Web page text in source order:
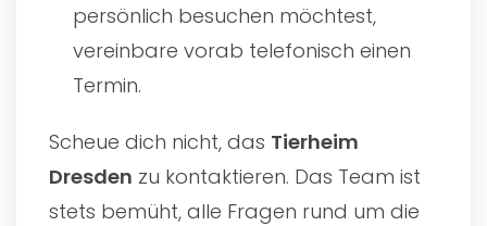
persönlich besuchen möchtest,
vereinbare vorab telefonisch einen
Termin.
Scheue dich nicht, das Tierheim
Dresden zu kontaktieren. Das Team ist
stets bemüht, alle Fragen rund um die